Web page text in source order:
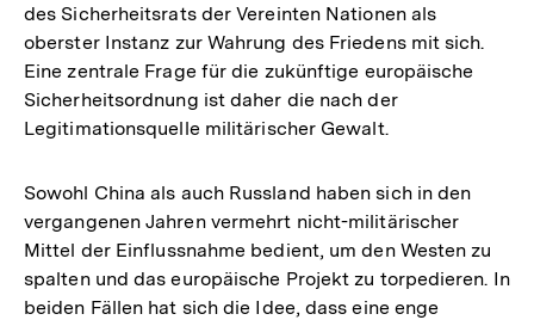
des Sicherheitsrats der Vereinten Nationen als
oberster Instanz zur Wahrung des Friedens mit sich.
Eine zentrale Frage für die zukünftige europäische
Sicherheitsordnung ist daher die nach der
Legitimationsquelle militärischer Gewalt.
Sowohl China als auch Russland haben sich in den
vergangenen Jahren vermehrt nicht-militärischer
Mittel der Einflussnahme bedient, um den Westen zu
spalten und das europäische Projekt zu torpedieren. In
beiden Fällen hat sich die Idee, dass eine enge